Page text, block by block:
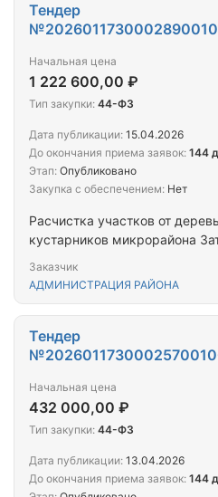
Расчистка участков от
кустарников микрорайона
Заказчик
АДМИНИСТРАЦИЯ РАЙОНА
Тендер
Начальная цена
1 222 600,00 ₽
Тип закупки: 44-ФЗ
Дата публикации: 15.04.2026
До окончания приема заявок: 144
Этап: Опубликовано
Закупка с обеспечением: Нет
Тендер
Начальная цена
432 000,00 ₽
Тип закупки: 44-ФЗ
Дата публикации: 13.04.2026
До окончания приема заявок: 144